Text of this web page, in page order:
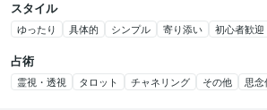
スタイル
ゆったり 具体的 シンプル 寄り添い 初心者歓迎
占術
霊視・透視 タロット チャネリング その他 思念